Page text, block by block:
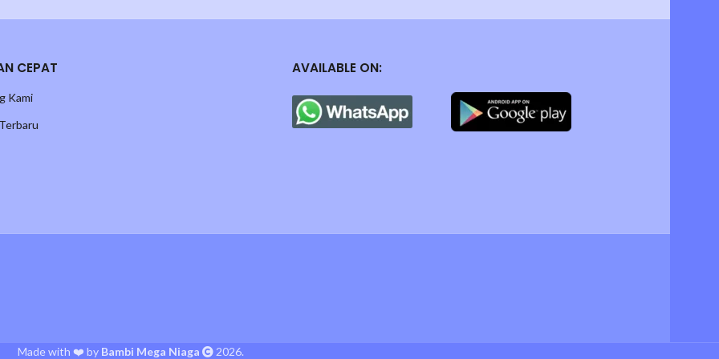
Foto Unboxing)
akan di proses di hari berikutnya.
CEPAT
Kami
AVAILABLE ON:
Made with ❤️ by Bambi Mega Niaga 2026.